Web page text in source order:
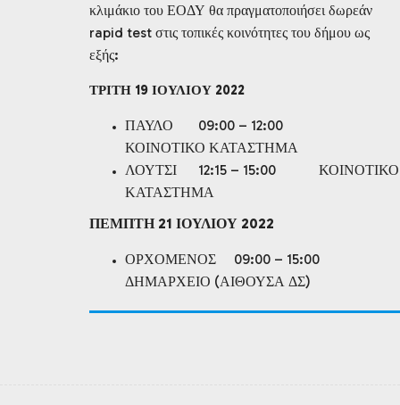
κλιμάκιο του ΕΟΔΥ θα πραγματοποιήσει δωρεάν
rapid test στις τοπικές κοινότητες του δήμου ως
εξής:
ΤΡΙΤΗ 19 ΙΟΥΛΙΟΥ 2022
ΠΑΥΛΟ 09:00 – 12:00
ΚΟΙΝΟΤΙΚΟ ΚΑΤΑΣΤΗΜΑ
ΛΟΥΤΣΙ 12:15 – 15:00 ΚΟΙΝΟΤΙΚΟ
ΚΑΤΑΣΤΗΜΑ
ΠΕΜΠΤΗ 21 ΙΟΥΛΙΟΥ 2022
ΟΡΧΟΜΕΝΟΣ 09:00 – 15:00
ΔΗΜΑΡΧΕΙΟ (ΑΙΘΟΥΣΑ ΔΣ)